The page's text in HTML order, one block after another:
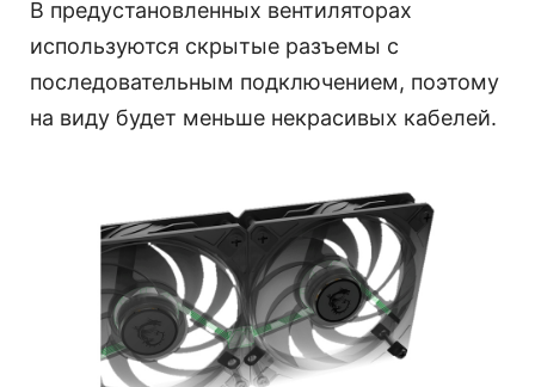
В предустановленных вентиляторах
используются скрытые разъемы с
последовательным подключением, поэтому
на виду будет меньше некрасивых кабелей.